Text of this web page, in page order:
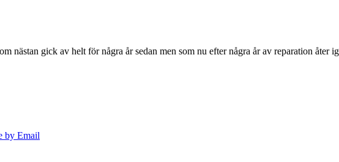
nästan gick av helt för några år sedan men som nu efter några år av reparation åter
by Email